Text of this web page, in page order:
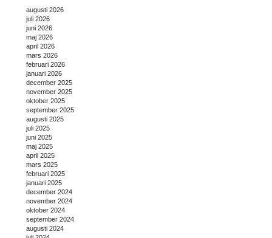
augusti 2026
juli 2026
juni 2026
maj 2026
april 2026
mars 2026
februari 2026
januari 2026
december 2025
november 2025
oktober 2025
september 2025
augusti 2025
juli 2025
juni 2025
maj 2025
april 2025
mars 2025
februari 2025
januari 2025
december 2024
november 2024
oktober 2024
september 2024
augusti 2024